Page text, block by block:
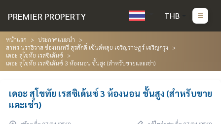
PREMIER PROPERTY THB
หน้าแรก
ประกาศแนะนำ
สาทร นราธิวาส ช่องนนทรี สุรศักดิ์ เซ้นต์หลุย เจริญราษฎร์ เจริญกรุง
เดอะ สุโขทัย เรสซิเด้นซ์
เดอะ สุโขทัย เรสซิเด้นซ์ 3 ห้องนอน ชั้นสูง (สำหรับขายและเช่า)
เดอะ สุโขทัย เรสซิเด้นซ์ 3 ห้องนอน ชั้นสูง (สำหรับขาย
และเช่า)